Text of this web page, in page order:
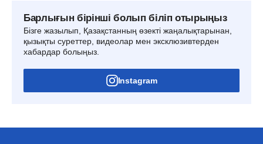
Барлығын бірінші болып біліп отырыңыз
Бізге жазылып, Қазақстанның өзекті жаңалықтарынан,
қызықты суреттер, видеолар мен эксклюзивтерден
хабардар болыңыз.
Instagram